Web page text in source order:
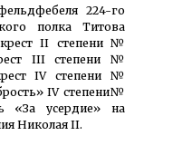
224-го
полка Титова
II степени №
III степени №
IV степени №
IV степени№
«За усердие» на
Николая II.